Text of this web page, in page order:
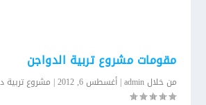
مقومات مشروع تربية الدواجن
من خلالadmin
|أغسطس 6, 2012 | مشروع تربية